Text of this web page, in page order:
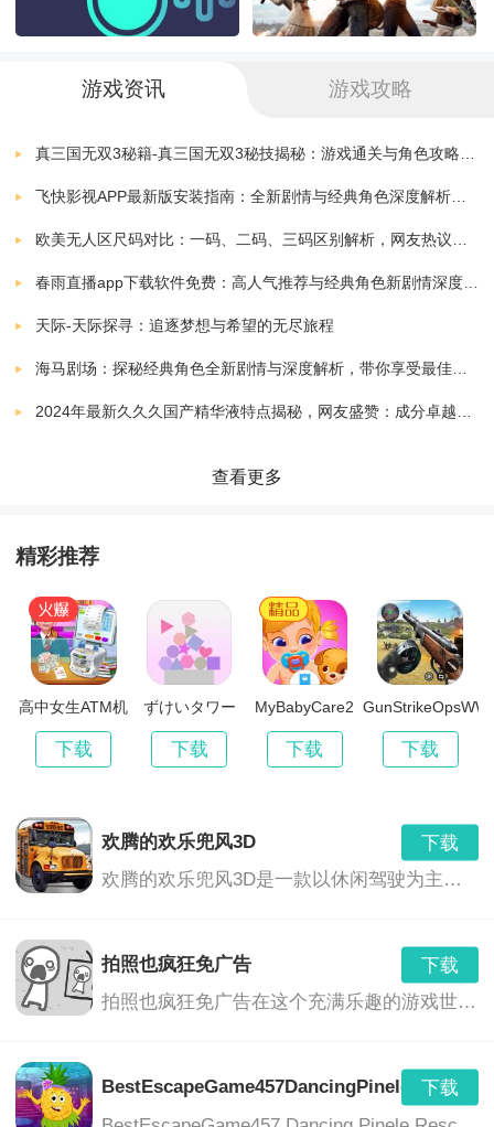
场景丰富：游戏中有多个不同的场景，包括城市、乡
家带来不同的驾驶体验。
任务多样：游戏中有多种任务可供完成，包括竞速、越
野、货物运输等，每个任务都有其独特的挑战和奖励，
让玩家在完成任务的同时获得成就感。
排名和挑战系统，让玩家与其他玩家一决高下。
驾驶车辆在各种场景中行驶，完成各种任务。
收集金币和道具，提升车辆的性能和外观。
与好友一起完成任务，分享驾驶的乐趣。
在线排名和挑战其他玩家，争取更高的分数和荣誉。
真实的3D驾驶环境，带来沉浸式的驾驶体验。
任务多样且具有挑战性，让玩家在游戏中不断成长。
游戏资讯 游戏攻略
天际-天际探寻：追逐梦想与希望的无尽旅程
查看更多
精彩推荐
高中女生ATM机
下载
ずけいタワー
下载
MyBabyCare2
下载 下载
欢腾的欢乐兜风3D
下载
欢腾的欢乐兜风3D是一款以休闲驾驶为主题的游戏，玩家将在美丽的3D环境中驾驶各种车辆，享受驾驶的乐趣，同时与朋友们一起分享欢乐的时光。游戏提供了丰富的车辆选择、多样的场景和任务，让玩家沉浸在刺激、轻松和充满乐趣的游戏世界中。
拍照也疯狂免广告
下载
拍照也疯狂免广告在这个充满乐趣的游戏世界中，你将带领你的相机挑战各种奇特的谜题，利用各种道具，以完成挑战并解开更多的隐藏区域。这是一个真正疯狂的拍照冒险旅程，没有任何广告的打扰，只为你带来纯粹的游戏乐趣。
下载